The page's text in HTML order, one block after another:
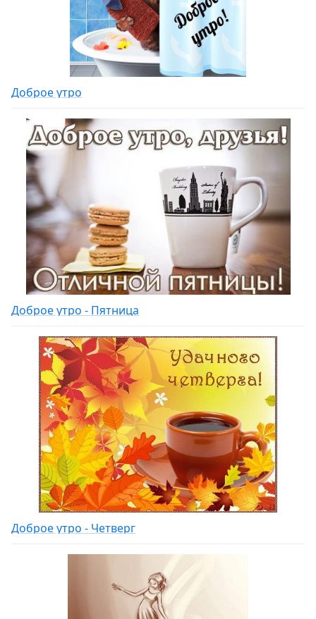
Доброе утро
Доброе утро - Пятница
Доброе утро - Четверг